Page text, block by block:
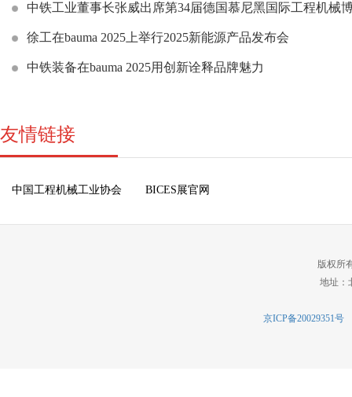
中铁工业董事长张威出席第34届德国慕尼黑国际工程机械
徐工在bauma 2025上举行2025新能源产品发布会
中铁装备在bauma 2025用创新诠释品牌魅力
友情链接
中国工程机械工业协会 BICES展官网
版权所
地址：
京ICP备20029351号